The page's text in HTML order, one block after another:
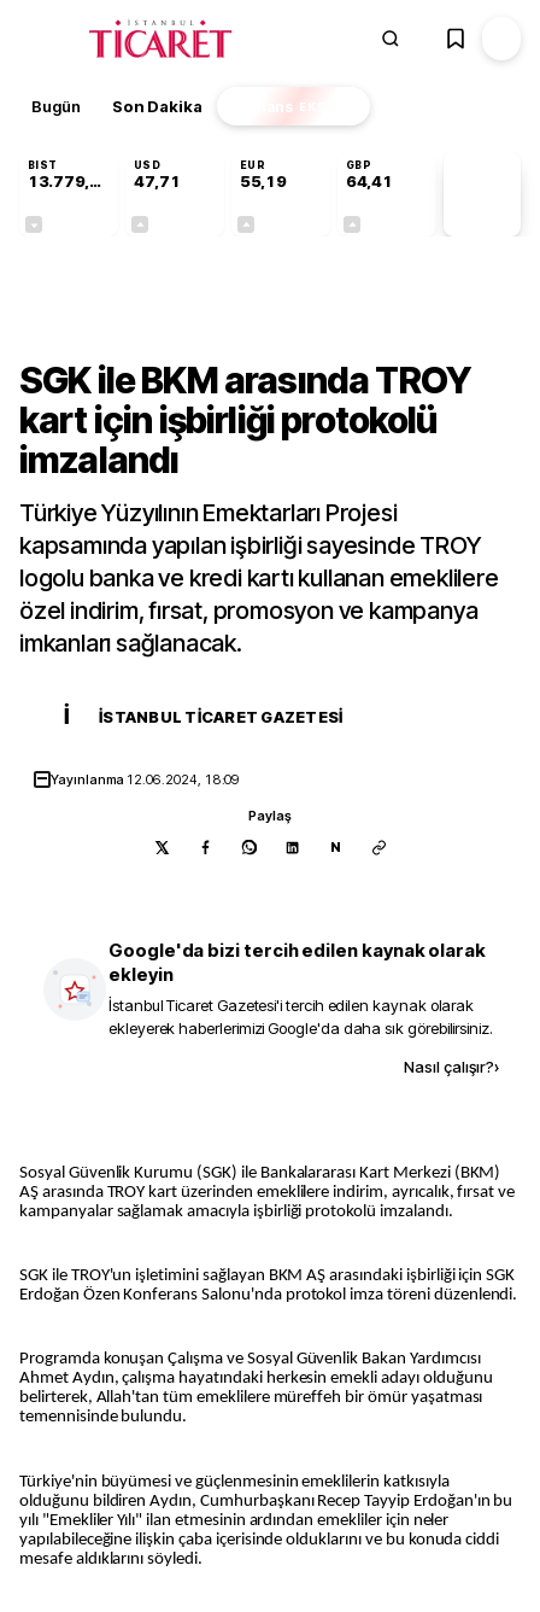
Bugün Son Dakika Finans EKSTRA
BIST
13.779,39
USD
47,71
EUR
55,19
GBP
64,41
SGK ile BKM arasında TROY
kart için işbirliği protokolü
imzalandı
Türkiye Yüzyılının Emektarları Projesi
kapsamında yapılan işbirliği sayesinde TROY
logolu banka ve kredi kartı kullanan emeklilere
özel indirim, fırsat, promosyon ve kampanya
imkanları sağlanacak.
İ İSTANBUL TICARET GAZETESI
Yayınlanma 12.06.2024, 18:09
Paylaş
N
Google'da bizi tercih edilen kaynak olarak
ekleyin
İstanbul Ticaret Gazetesi'i tercih edilen kaynak olarak
ekleyerek haberlerimizi Google'da daha sık görebilirsiniz.
Nasıl çalışır?›
Sosyal Güvenlik Kurumu (SGK) ile Bankalararası Kart Merkezi (BKM)
AŞ arasında TROY kart üzerinden emeklilere indirim, ayrıcalık, fırsat ve
kampanyalar sağlamak amacıyla işbirliği protokolü imzalandı.
SGK ile TROY'un işletimini sağlayan BKM AŞ arasındaki işbirliği için SGK
Erdoğan Özen Konferans Salonu'nda protokol imza töreni düzenlendi.
Programda konuşan Çalışma ve Sosyal Güvenlik Bakan Yardımcısı
Ahmet Aydın, çalışma hayatındaki herkesin emekli adayı olduğunu
belirterek, Allah'tan tüm emeklilere müreffeh bir ömür yaşatması
temennisinde bulundu.
Türkiye'nin büyümesi ve güçlenmesinin emeklilerin katkısıyla
olduğunu bildiren Aydın, Cumhurbaşkanı Recep Tayyip Erdoğan'ın bu
yılı "Emekliler Yılı" ilan etmesinin ardından emekliler için neler
yapılabileceğine ilişkin çaba içerisinde olduklarını ve bu konuda ciddi
mesafe aldıklarını söyledi.